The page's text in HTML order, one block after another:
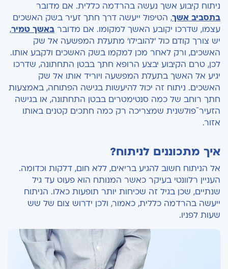
ניתוח קיבוע אשך נעשה בהרדמה כללית. אם מדובר
בתסביב אשך, הטיפול ייעשה דרך חתך זעיר בשק האשכים
עצמו, שדרכו יקובע האשך למקומו. אם מדובר באשך טמיר,
יש צורך קודם כול 'להובילו' מתעלת המפשעה אל שק
האשכים, ורק לאחר מכן למקמו בשק האשכים ולקבע אותו.
לכן, טרם הקיבוע יבצע הרופא חתך בבטן התחתונה, שדרכו
יגיע אל האשך בתעלת המפשעה ויוריד אותו אל שק
האשכים. ניתוח זה יכול להיעשות בגישה הפתוחה, באמצעות
חתך רוחב של כמה סנטימטרים בבטן התחתונה, או בגישה
הזעירˉפולשנית שמצריכה רק כמה חתכים קטנים באותו
אזור.
איך מתכוננים לניתוח?
אל הניתוח חשוב להגיע בריאים, ללא חום, דלקות וכדומה.
העניין רלוונטי בעיקר כאשר המנותח הוא פעוט עד גיל
שנתיים, שכן בגיל זה שכיחות יותר תופעות כאלו. הניתוח
ייעשה בהרדמה כללית, כאמור, ולכן ידרוש צום של שש
שעות לפניו.